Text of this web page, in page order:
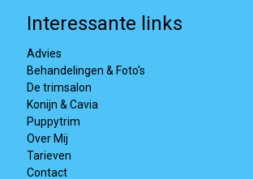
Interessante links
Advies
Behandelingen & Foto's
De trimsalon
Konijn & Cavia
Puppytrim
Over Mij
Tarieven
Contact